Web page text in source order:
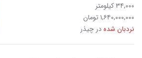
۳۴,۰۰۰ کیلومتر
۱,۶۴۰,۰۰۰,۰۰۰ تومان
نردبان شدهدر چیذر